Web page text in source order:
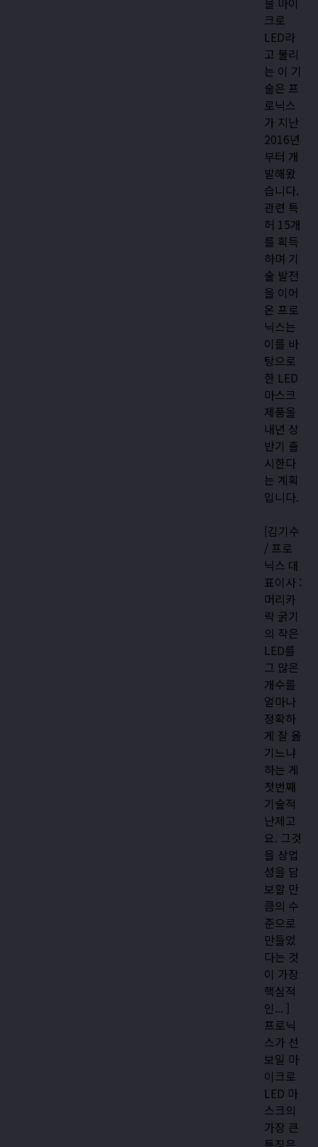
크로
LED라
고 불리
는 이 기
술은 프
로닉스
가 지난
2016년
부터 개
발해왔
습니다.
관련 특
허 15개
를 획득
하며 기
술 발전
을 이어
온 프로
닉스는
이를 바
탕으로
한 LED
마스크
제품을
내년 상
반기 출
시한다
는 계획
입니다.
[김기수
/ 프로
닉스 대
표이사 :
머리카
락 굵기
의 작은
LED를
그 많은
개수를
얼마나
정확하
게 잘 옮
기느냐
하는 게
첫번째
기술적
난제고
요. 그것
을 상업
성을 담
보할 만
큼의 수
준으로
만들었
다는 것
이 가장
핵심적
인... ]
프로닉
스가 선
보일 마
이크로
LED 마
스크의
가장 큰